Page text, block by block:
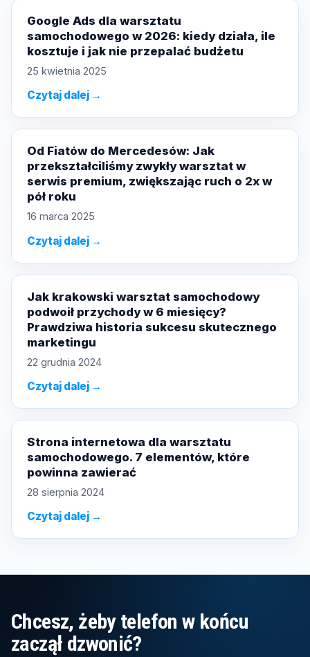
Google Ads dla warsztatu
samochodowego w 2026: kiedy działa, ile
kosztuje i jak nie przepalać budżetu
25 kwietnia 2025
Czytaj dalej →
Od Fiatów do Mercedesów: Jak
przekształciliśmy zwykły warsztat w
serwis premium, zwiększając ruch o 2x w
pół roku
16 marca 2025
Czytaj dalej →
Jak krakowski warsztat samochodowy
podwoił przychody w 6 miesięcy?
Prawdziwa historia sukcesu skutecznego
marketingu
22 grudnia 2024
Czytaj dalej →
Strona internetowa dla warsztatu
samochodowego. 7 elementów, które
powinna zawierać
28 sierpnia 2024
Czytaj dalej →
Chcesz, żeby telefon w końcu
zaczął dzwonić?